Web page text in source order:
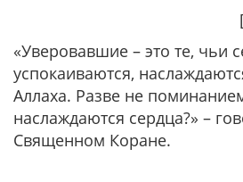
«Уверовавшие – это те, чьи
успокаиваются,
Аллаха. Разве не
наслаждаются сердца?» –
Священном Коране.